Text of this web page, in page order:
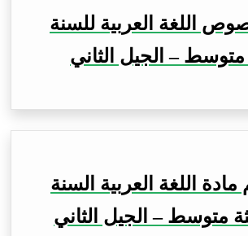
اللغة العربية للسنة
متوسط – الجيل الثاني
اللغة العربية السنة
متوسط – الجيل الثاني